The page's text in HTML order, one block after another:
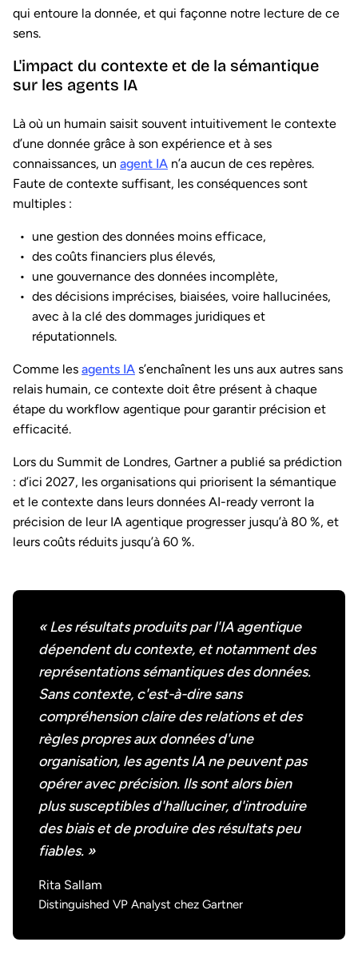
qui entoure la donnée, et qui façonne notre lecture de ce
sens.
L'impact du contexte et de la sémantique
sur les agents IA
Là où un humain saisit souvent intuitivement le contexte
d’une donnée grâce à son expérience et à ses
connaissances, un agent IA n’a aucun de ces repères.
Faute de contexte suffisant, les conséquences sont
multiples :
une gestion des données moins efficace,
des coûts financiers plus élevés,
une gouvernance des données incomplète,
des décisions imprécises, biaisées, voire hallucinées,
avec à la clé des dommages juridiques et
réputationnels.
Comme les agents IA s’enchaînent les uns aux autres sans
relais humain, ce contexte doit être présent à chaque
étape du workflow agentique pour garantir précision et
efficacité.
Lors du Summit de Londres, Gartner a publié sa prédiction
: d’ici 2027, les organisations qui priorisent la sémantique
et le contexte dans leurs données AI-ready verront la
précision de leur IA agentique progresser jusqu’à 80 %, et
leurs coûts réduits jusqu’à 60 %.
« Les résultats produits par l'IA agentique
dépendent du contexte, et notamment des
représentations sémantiques des données.
Sans contexte, c'est-à-dire sans
compréhension claire des relations et des
règles propres aux données d'une
organisation, les agents IA ne peuvent pas
opérer avec précision. Ils sont alors bien
plus susceptibles d'halluciner, d'introduire
des biais et de produire des résultats peu
fiables. »
Rita Sallam
Distinguished VP Analyst chez Gartner